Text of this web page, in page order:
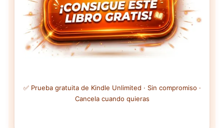
✅ Prueba gratuita de Kindle Unlimited · Sin compromiso ·
Cancela cuando quieras